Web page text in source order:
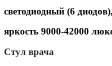
светодиодный (6
яркость 9000-42000
Стул врача